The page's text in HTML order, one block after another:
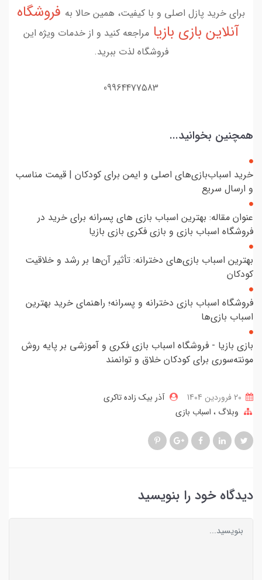
برای خرید پازل اصلی و با کیفیت، همین حالا به فروشگاه
آنلاین بازی بازیا مراجعه کنید و از خدمات ویژه این
فروشگاه لذت ببرید.
09964477583
همچنین بخوانید...
خرید اسباب‌بازی‌های اصلی و ایمن برای کودکان | قیمت مناسب
و ارسال سریع
عنوان مقاله: بهترین اسباب بازی های پسرانه برای خرید در
فروشگاه اسباب بازی و بازی فکری بازی بازیا
بهترین اسباب بازی‌های دخترانه: تأثیر آن‌ها بر رشد و خلاقیت
کودکان
فروشگاه اسباب بازی دخترانه و پسرانه؛ راهنمای خرید بهترین
اسباب بازی‌ها
بازی بازیا - فروشگاه اسباب بازی فکری و آموزشی بر پایه روش
مونته‌سوری برای کودکان خلاق و توانمند
آذر بیک زاده تاکری
وبلاگ
اسباب بازی
دیدگاه خود را بنویسید